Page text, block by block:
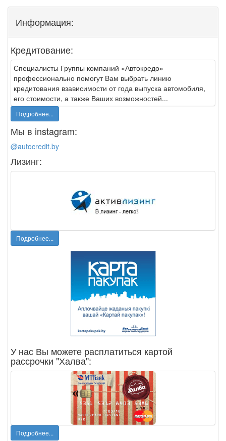
Информация:
Кредитование:
Специалисты Группы компаний «Автокредо»
профессионально помогут Вам выбрать линию
кредитования взависимости от года выпуска автомобиля,
его стоимости, а также Ваших возможностей...
Подробнее...
Мы в instagram:
@autocredit.by
Лизинг:
Подробнее...
У нас Вы можете расплатиться картой
рассрочки "Халва":
Подробнее...